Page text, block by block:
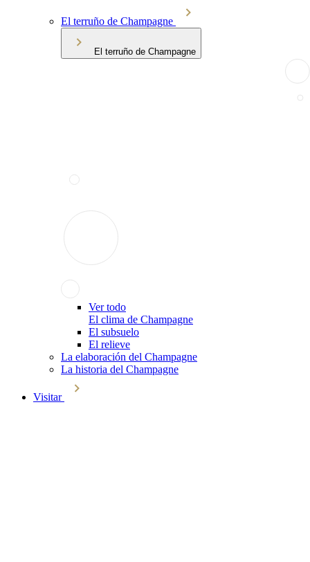
El terruño de Champagne
El terruño de Champagne
Ver todo
El clima de Champagne
El subsuelo
El relieve
La elaboración del Champagne
La historia del Champagne
Visitar